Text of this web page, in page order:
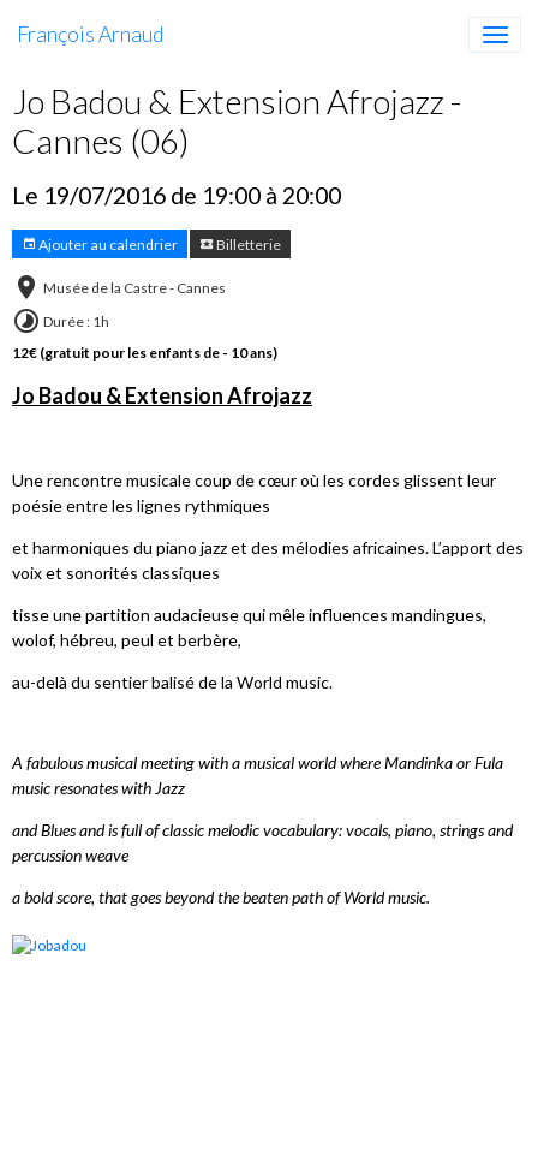
François Arnaud
Jo Badou & Extension Afrojazz -
Cannes (06)
Le 19/07/2016 de 19:00 à 20:00
Ajouter au calendrier Billetterie
Musée de la Castre - Cannes
Durée : 1h
12€ (gratuit pour les enfants de - 10 ans)
Jo Badou & Extension Afrojazz
Une rencontre musicale coup de cœur où les cordes glissent leur
poésie entre les lignes rythmiques
et harmoniques du piano jazz et des mélodies africaines. L’apport des
voix et sonorités classiques
tisse une partition audacieuse qui mêle influences mandingues,
wolof, hébreu, peul et berbère,
au-delà du sentier balisé de la World music.
A fabulous musical meeting with a musical world where Mandinka or Fula
music resonates with Jazz
and Blues and is full of classic melodic vocabulary: vocals, piano, strings and
percussion weave
a bold score, that goes beyond the beaten path of World music.